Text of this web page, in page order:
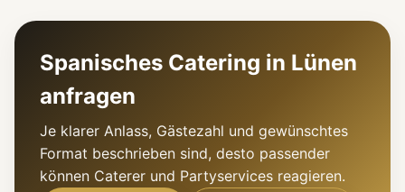
Spanisches Catering in Lünen
anfragen
Je klarer Anlass, Gästezahl und gewünschtes
Format beschrieben sind, desto passender
können Caterer und Partyservices reagieren.